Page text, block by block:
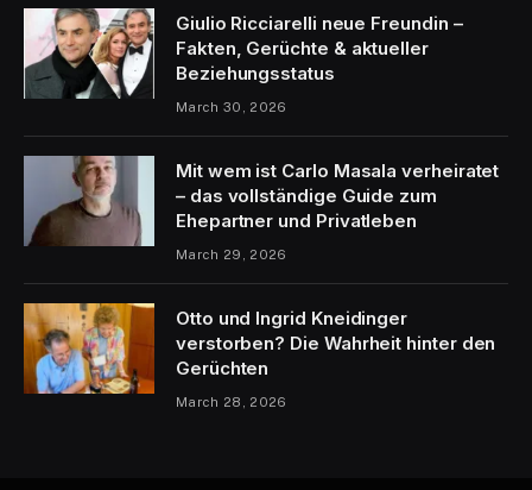
Giulio Ricciarelli neue Freundin –
Fakten, Gerüchte & aktueller
Beziehungsstatus
March 30, 2026
Mit wem ist Carlo Masala verheiratet
– das vollständige Guide zum
Ehepartner und Privatleben
March 29, 2026
Otto und Ingrid Kneidinger
verstorben? Die Wahrheit hinter den
Gerüchten
March 28, 2026